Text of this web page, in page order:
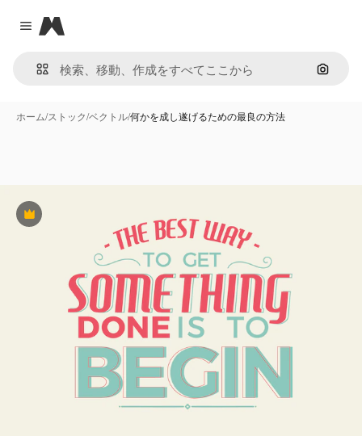
Close menu
Magnific
画像で
ホーム/ストック/ベクトル/何かを成し遂げるための最良の方法
Premium